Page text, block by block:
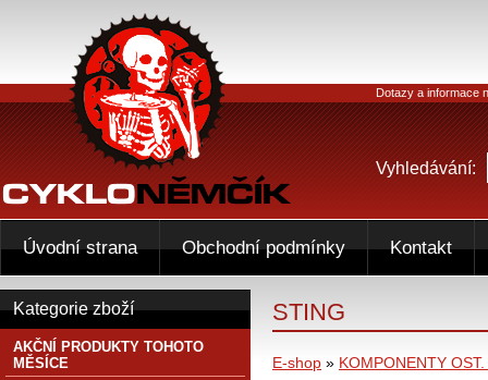
STING
E-shop » KOMPONENTY
Kategorie zboží
AKČNÍ PRODUKTY TOHOTO
MĚSÍCE
Dotazy a informace
Vyhledávání:
Úvodní strana Obchodní podmínky Kontakt